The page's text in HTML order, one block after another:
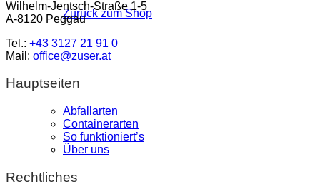
Zurück zum Shop
Wilhelm-Jentsch-Straße 1-5
A-8120 Peggau
Tel.: +43 3127 21 91 0
Mail: office@zuser.at
Hauptseiten
Abfallarten
Containerarten
So funktioniert’s
Über uns
Rechtliches